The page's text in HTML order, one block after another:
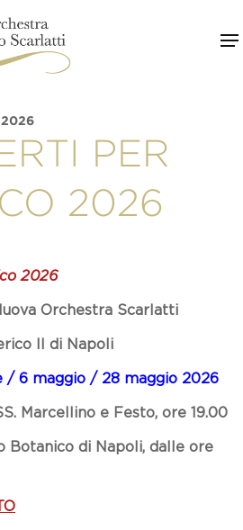
PER
2026
2026
Orchestra Scarlatti
II di Napoli
/ 6 maggio / 28 maggio 2026
Marcellino e Festo, ore 19.00
Botanico di Napoli, dalle ore